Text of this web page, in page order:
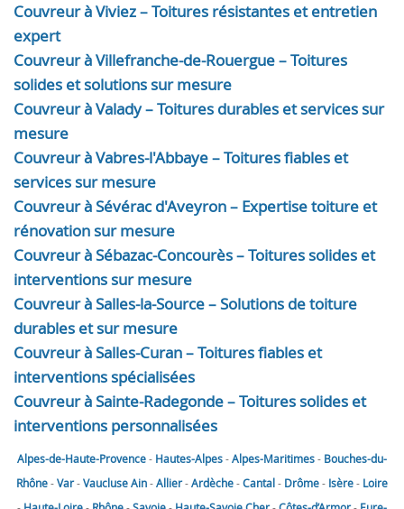
Couvreur à Viviez – Toitures résistantes et entretien
expert
Couvreur à Villefranche-de-Rouergue – Toitures
solides et solutions sur mesure
Couvreur à Valady – Toitures durables et services sur
mesure
Couvreur à Vabres-l'Abbaye – Toitures fiables et
services sur mesure
Couvreur à Sévérac d'Aveyron – Expertise toiture et
rénovation sur mesure
Couvreur à Sébazac-Concourès – Toitures solides et
interventions sur mesure
Couvreur à Salles-la-Source – Solutions de toiture
durables et sur mesure
Couvreur à Salles-Curan – Toitures fiables et
interventions spécialisées
Couvreur à Sainte-Radegonde – Toitures solides et
interventions personnalisées
Alpes-de-Haute-Provence- Hautes-Alpes-Alpes-Maritimes- Bouches-du-
Rhône-Var-VaucluseAin-Allier-Ardèche-Cantal- Drôme- Isère- Loire